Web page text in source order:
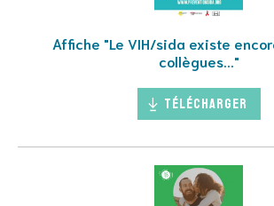
Affiche "Le VIH/sida existe
collègues..."
Télécharger